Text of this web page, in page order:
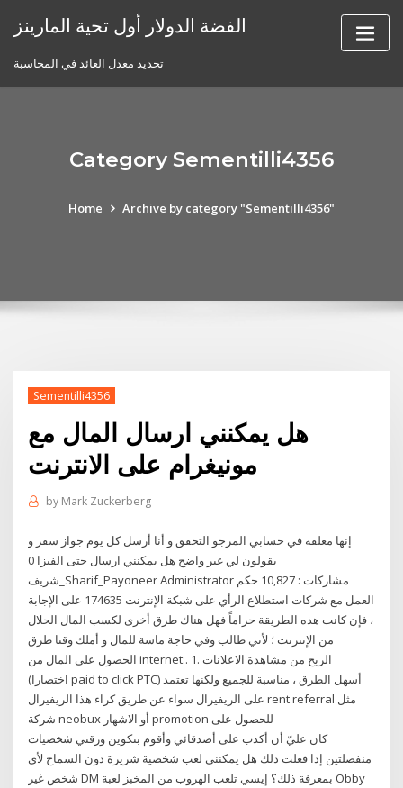
الفضة الدولار أول تحية المارينز
تحديد معدل العائد في المحاسبة
Category Sementilli4356
Home Archive by category "Sementilli4356"
Sementilli4356
هل يمكنني ارسال المال مع
مونيغرام على الانترنت
by Mark Zuckerberg
إنها معلقة في حسابي المرجو التحقق و أنا أرسل كل يوم جواز سفر و
يقولون لي غير واضح هل يمكنني ارسال حتى الفيزا 0
شريف_Sharif_Payoneer Administrator مشاركات : 10,827 حكم
العمل مع شركات استطلاع الرأي على شبكة الإنترنت 174635 على الإجابة
، فإن كانت هذه الطريقة حراماً فهل هناك طرق أخرى لكسب المال الحلال
من الإنترنت ؛ لأني طالب وفي حاجة ماسة للمال و أملك وقتا طرق
الحصول على المال من internet:. 1. الربح من مشاهدة الاعلانات
(اختصارا paid to click PTC) أسهل الطرق ، مناسبة للجميع ولكنها تعتمد
على الريفيرال سواء عن طريق كراء هذا الريفيرال rent referral مثل
شركة neobux أو الاشهار promotion للحصول على
كان عليّ أن أكذب على أصدقائي وأقوم بتكوين ورقتي شخصيات
منفصلتين إذا فعلت ذلك هل يمكنني لعب شخصية شريرة دون السماح لأي
شخص غير DM بمعرفة ذلك؟ إيسي تلعب الهروب من المخبز لعبة Obby